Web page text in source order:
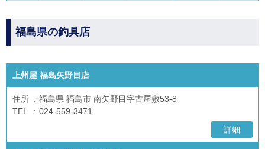
福島県の釣具店
上州屋 福島矢野目店
住所
福島県 福島市 南矢野目字古屋敷53-8
TEL
024-559-3471
詳細